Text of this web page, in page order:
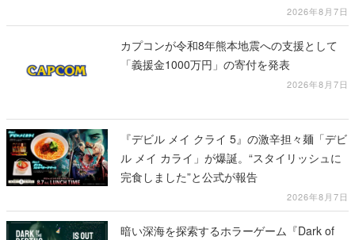
2026年8月7日
カプコンが令和8年熊本地震への支援として
「義援金1000万円」の寄付を発表
2026年8月7日
『デビル メイ クライ 5』の激辛担々麺「デビ
ル メイ カライ」が爆誕。“スタイリッシュに
完食しました”と公式が報告
2026年8月7日
暗い深海を探索するホラーゲーム『Dark of